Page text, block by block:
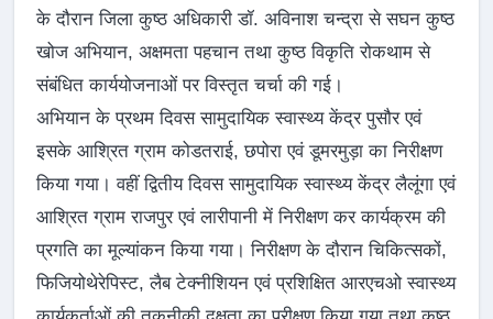
के दौरान जिला कुष्ठ अधिकारी डॉ. अविनाश चन्द्रा से सघन कुष्ठ
खोज अभियान, अक्षमता पहचान तथा कुष्ठ विकृति रोकथाम से
संबंधित कार्ययोजनाओं पर विस्तृत चर्चा की गई।
अभियान के प्रथम दिवस सामुदायिक स्वास्थ्य केंद्र पुसौर एवं
इसके आश्रित ग्राम कोडतराई, छपोरा एवं डूमरमुड़ा का निरीक्षण
किया गया। वहीं द्वितीय दिवस सामुदायिक स्वास्थ्य केंद्र लैलूंगा एवं
आश्रित ग्राम राजपुर एवं लारीपानी में निरीक्षण कर कार्यक्रम की
प्रगति का मूल्यांकन किया गया। निरीक्षण के दौरान चिकित्सकों,
फिजियोथेरेपिस्ट, लैब टेक्नीशियन एवं प्रशिक्षित आरएचओ स्वास्थ्य